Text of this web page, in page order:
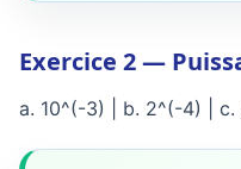
Exercice 2 —
a. 10^(-3) | b. 2^(-4) | c.